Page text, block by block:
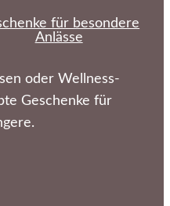
für besondere
Anlässe
oder Wellness-
Geschenke für